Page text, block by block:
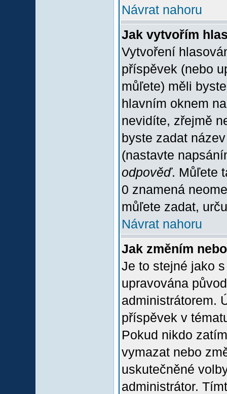
Návrat nahoru
Jak vytvořím
Vytvoření
příspěvek (nebo
můľete) měli
hlavním oknem
nevidíte, zřejmě
byste zadat
(nastavte
odpověď. Můľete
0 znamená
můľete zadat,
Návrat nahoru
Jak změním
Je to stejné jako
upravována
administrátorem.
příspěvek v
Pokud nikdo
vymazat nebo
uskutečněné
administrátor.